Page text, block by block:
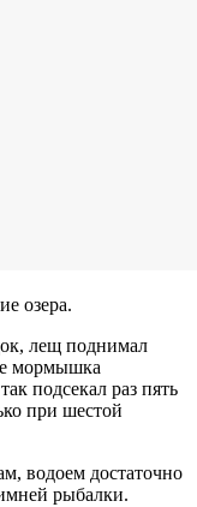
озера.
лещ поднимал
мормышка
подсекал раз пять
при шестой
водоем достаточно
рыбалки.